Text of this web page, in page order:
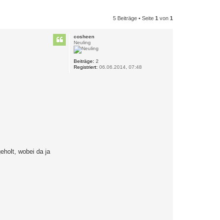
5 Beiträge • Seite 1 von 1
cosheen
Neuling
Beiträge: 2
Registriert: 06.06.2014, 07:48
wobei da ja